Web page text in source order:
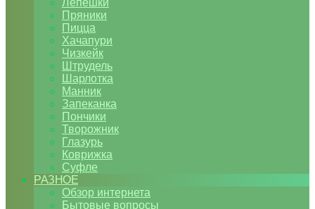
Лепешки
Пряники
Пицца
Хачапури
Чизкейк
Штрудель
Шарлотка
Манник
Запеканка
Пончики
Творожник
Глазурь
Коврижка
Суфле
РАЗНОЕ
Обзор интернета
Бытовые вопросы